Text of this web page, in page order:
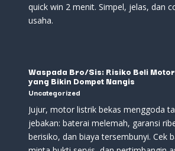
quick win 2 menit. Simpel, jelas, dan
usaha.
Waspada Bro/Sis: Risiko Beli
yang Bikin Dompet Nangis
Uncategorized
Jujur, motor listrik bekas menggoda
jebakan: baterai melemah, garansi
berisiko, dan biaya tersembunyi. Cek